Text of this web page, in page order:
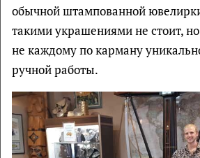
обычной штампованной
такими украшениями не стоит,
не каждому по карману
ручной работы.